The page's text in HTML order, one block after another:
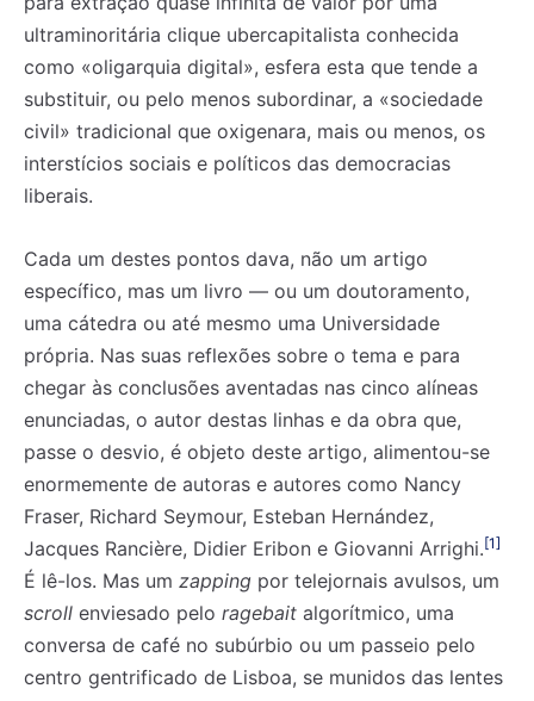
ultraminoritária clique ubercapitalista conhecida
como «oligarquia digital», esfera esta que tende a
substituir, ou pelo menos subordinar, a «sociedade
civil» tradicional que oxigenara, mais ou menos, os
interstícios sociais e políticos das democracias
liberais.
Cada um destes pontos dava, não um artigo
específico, mas um livro — ou um doutoramento,
uma cátedra ou até mesmo uma Universidade
própria. Nas suas reflexões sobre o tema e para
chegar às conclusões aventadas nas cinco alíneas
enunciadas, o autor destas linhas e da obra que,
passe o desvio, é objeto deste artigo, alimentou-se
enormemente de autoras e autores como Nancy
Fraser, Richard Seymour, Esteban Hernández,
Jacques Rancière, Didier Eribon e Giovanni Arrighi.[1]
É lê-los. Mas um zapping por telejornais avulsos, um
scroll enviesado pelo ragebait algorítmico, uma
conversa de café no subúrbio ou um passeio pelo
centro gentrificado de Lisboa, se munidos das lentes